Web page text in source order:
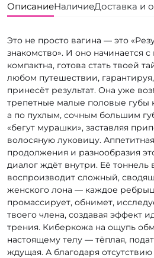
ОписаниеНаличиеДоставка и
Это не просто вагина — это
знакомство». И оно начинается
компактна, готова стать твоей
любом путешествии,
принесёт результат. Она уже
трепетные малые половые губы
а по пухлым, сочным большим
«бегут мурашки», заставляя
волосяную луковицу.
продолжения и разнообразия
диалог ждёт внутри. Её тоннель
воспроизводит сложный,
женского лона — каждое
промассирует, обнимет,
твоего члена, создавая эффект
трения. Киберкожа на ощупь
настоящему телу — тёплая,
ждущая. А благодаря